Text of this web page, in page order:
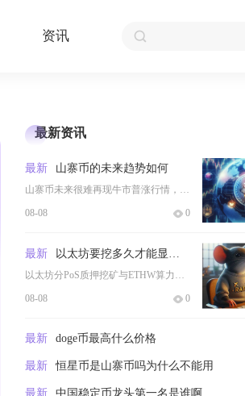
资讯
最新资讯
最新 山寨币的未来趋势如何
山寨币未来很难再现牛市普涨行情，整体将呈现极端两极分化，绝大多数缺乏基本面支撑的中小币种持
08-08 0
最新 以太坊要挖多久才能显示收益
以太坊分PoS质押挖矿与ETHW算力挖矿两类模式，实时页面瞬时收益数据接入延迟5至30分钟
08-08 0
最新 doge币最高什么价格
最新 恒星币是山寨币吗为什么不能用
最新 中国稳定币龙头第一名是谁啊